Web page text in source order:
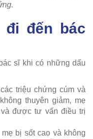
đi đến bác
sĩ khi có những dấu
triệu chứng cúm và
thuyên giảm, mẹ
được tư vấn điều trị
mẹ bị sốt cao và không